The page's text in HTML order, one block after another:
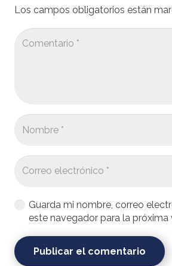
Los campos obligatorios están
Guarda mi nombre, correo
este navegador para la
Publicar el comentario